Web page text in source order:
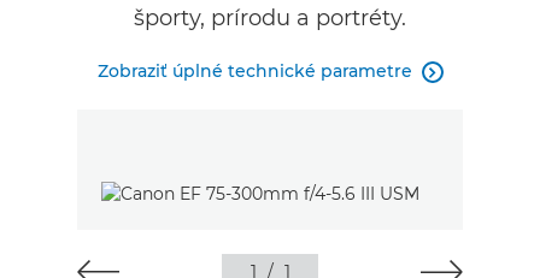
športy, prírodu a portréty.
Zobraziť úplné technické parametre 
1 / 1